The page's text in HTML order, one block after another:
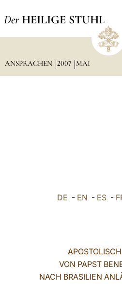
Der HEILIGE STUHL
ANSPRACHEN 2007 MAI
DE - EN - ES -
VON PAPST
NACH BRASILIEN